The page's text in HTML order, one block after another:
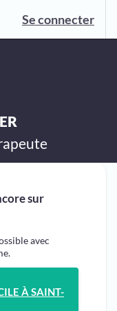
Se connecter
sur
avec
À SAINT-